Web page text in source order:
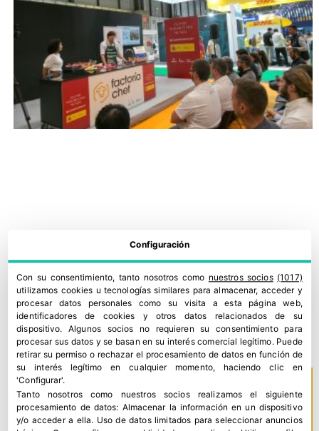
Fruit Attraction lanza una nueva convocatoria de Factoría
Chef
16 julio, 2026
Configuración
Con su consentimiento, tanto nosotros como nuestros socios (1017)
utilizamos cookies u tecnologías similares para almacenar, acceder y
procesar datos personales como su visita a esta página web,
identificadores de cookies y otros datos relacionados de su
dispositivo. Algunos socios no requieren su consentimiento para
procesar sus datos y se basan en su interés comercial legítimo. Puede
retirar su permiso o rechazar el procesamiento de datos en función de
su interés legítimo en cualquier momento, haciendo clic en
'Configurar'.
Tanto nosotros como nuestros socios realizamos el siguiente
procesamiento de datos: Almacenar la información en un dispositivo
y/o acceder a ella. Uso de datos limitados para seleccionar anuncios